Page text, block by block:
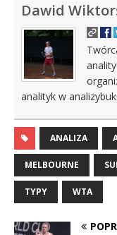
Dawid
analityk w
ANALIZA
MELBOURNE
TYPY WTA